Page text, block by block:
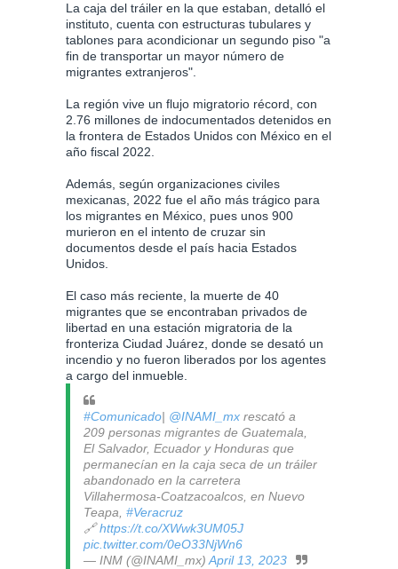
La caja del tráiler en la que estaban, detalló el
instituto, cuenta con estructuras tubulares y
tablones para acondicionar un segundo piso "a
fin de transportar un mayor número de
migrantes extranjeros".
La región vive un flujo migratorio récord, con
2.76 millones de indocumentados detenidos en
la frontera de Estados Unidos con México en el
año fiscal 2022.
Además, según organizaciones civiles
mexicanas, 2022 fue el año más trágico para
los migrantes en México, pues unos 900
murieron en el intento de cruzar sin
documentos desde el país hacia Estados
Unidos.
El caso más reciente, la muerte de 40
migrantes que se encontraban privados de
libertad en una estación migratoria de la
fronteriza Ciudad Juárez, donde se desató un
incendio y no fueron liberados por los agentes
a cargo del inmueble.
#Comunicado| @INAMI_mx rescató a
209 personas migrantes de Guatemala,
El Salvador, Ecuador y Honduras que
permanecían en la caja seca de un tráiler
abandonado en la carretera
Villahermosa-Coatzacoalcos, en Nuevo
Teapa, #Veracruz
🔗https://t.co/XWwk3UM05J
pic.twitter.com/0eO33NjWn6
— INM (@INAMI_mx)April 13, 2023